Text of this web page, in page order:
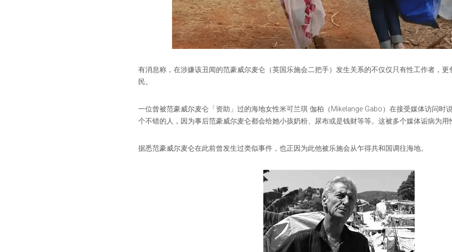
有消息称，在涉嫌该丑闻的范豪威尔麦仑（英国乐施会二把手）发生关系的不仅仅只有性工作者，
民。
一位曾被范豪威尔麦仑「资助」过的海地女性米可兰琪·伽柏（Mikelange Gabo）在接受媒体访问时
个不错的人，因为事后范豪威尔麦仑都会给她小孩奶粉、尿布或是钱财等等。这被多个媒体诟病为用
据悉范豪威尔麦仑在此前曾发生过类似事件，也正因为此他被乐施会从乍得共和国调往海地。